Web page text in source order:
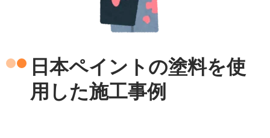
日本ペイントの塗料を使
用した施工事例